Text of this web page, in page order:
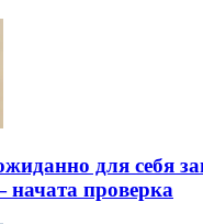
для себя
проверка